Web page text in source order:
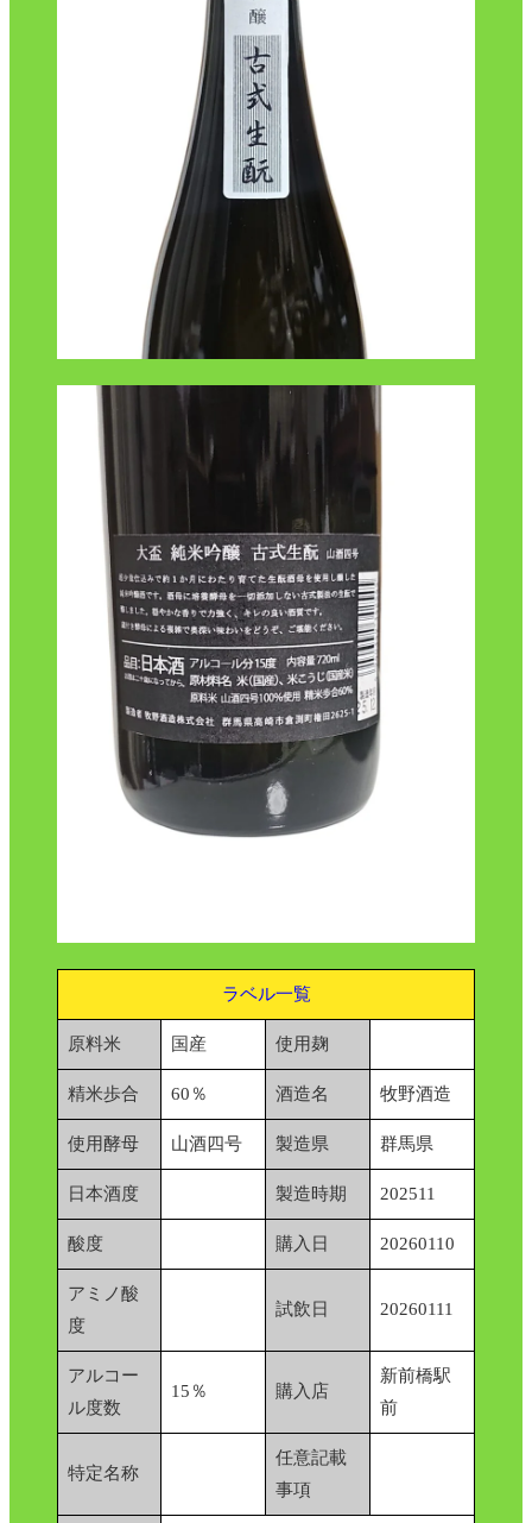
ラベル一覧
原料米 国産 使用麹
精米歩合 60％ 酒造名 牧野酒造
使用酵母 山酒四号 製造県 群馬県
日本酒度 製造時期 202511
酸度 購入日 20260110
アミノ酸
度
試飲日 20260111
アルコー
ル度数
15％ 購入店
新前橋駅
前
特定名称
任意記載
事項